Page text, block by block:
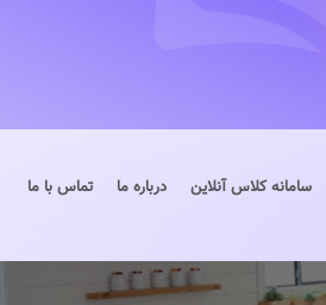
سامانه کلاس آنلاین درباره ما تماس با ما